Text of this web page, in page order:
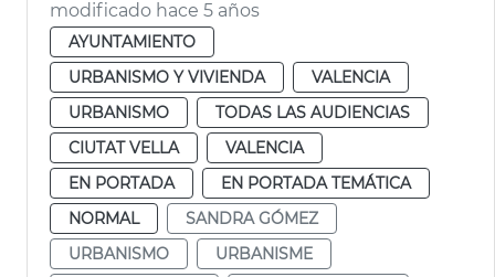
modificado hace 5 años
AYUNTAMIENTO
URBANISMO Y VIVIENDA
VALENCIA
URBANISMO
TODAS LAS AUDIENCIAS
CIUTAT VELLA
VALENCIA
EN PORTADA
EN PORTADA TEMÁTICA
NORMAL
SANDRA GÓMEZ
URBANISMO
URBANISME